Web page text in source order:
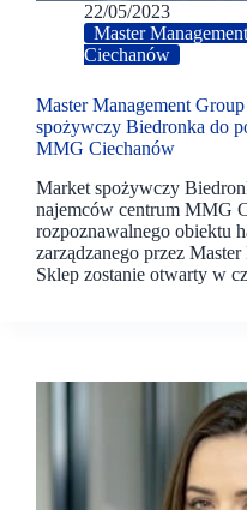
22/05/2023
Master
Ciechanów
Master Management
spożywczy Biedronka do
MMG Ciechanów
Market spożywczy
najemców centrum MMG
rozpoznawalnego obiektu
zarządzanego przez
Sklep zostanie otwarty w